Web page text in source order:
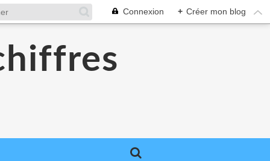
Connexion + Créer mon blog